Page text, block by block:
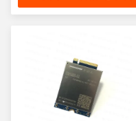
Applications